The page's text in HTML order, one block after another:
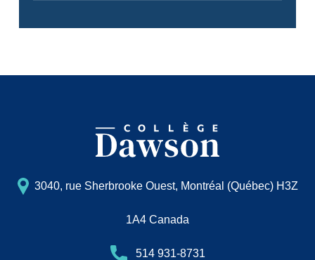
3040, rue Sherbrooke Ouest, Montréal (Québec) H3Z
1A4 Canada
514 931-8731